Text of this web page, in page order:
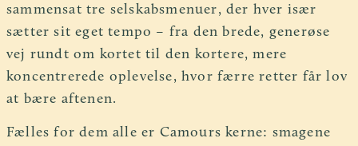
sammensat tre selskabsmenuer, der hver især
sætter sit eget tempo – fra den brede, generøse
vej rundt om kortet til den kortere, mere
koncentrerede oplevelse, hvor færre retter får lov
at bære aftenen.
Fælles for dem alle er Camours kerne: smagene